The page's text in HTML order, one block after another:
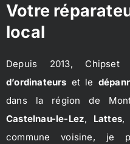
Votre
local
Depuis 2013,
d’ordinateurs et le
dans la région de
Castelnau-le-Lez, Lattes
commune voisine, je